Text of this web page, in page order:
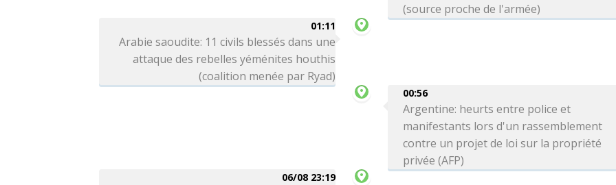
(source proche de l'armée)
01:11
Arabie saoudite: 11 civils blessés dans une
attaque des rebelles yéménites houthis
(coalition menée par Ryad)
00:56
Argentine: heurts entre police et
manifestants lors d'un rassemblement
contre un projet de loi sur la propriété
privée (AFP)
06/08 23:19